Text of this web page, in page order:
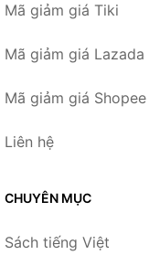
Mã giảm giá Tiki
Mã giảm giá Lazada
Mã giảm giá Shopee
Liên hệ
CHUYÊN MỤC
Sách tiếng Việt